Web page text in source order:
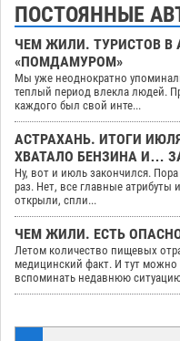
ПОСТОЯННЫЕ
ЧЕМ ЖИЛИ. ТУРИСТОВ В
«ПОМДАМУРОМ»
Мы уже неоднократно
теплый период влекла людей.
каждого был свой инте...
АСТРАХАНЬ. ИТОГИ
ХВАТАЛО БЕНЗИНА И…
Ну, вот и июль закончился.
раз. Нет, все главные
открыли, спли...
ЧЕМ ЖИЛИ. ЕСТЬ
Летом количество пищевых
медицинский факт. И тут можно
вспоминать недавнюю